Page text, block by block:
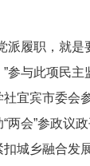
派履职，就
参与此项民
社宜宾市委会
两会”参政议
扣城乡融合发